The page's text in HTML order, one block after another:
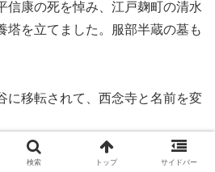
信康の死を悼み、江戸麹町の清水
塔を立てました。服部半蔵の墓も
に移転されて、西念寺と名前を変
岡崎市朝日町にあります。若宮八
検索 トップ サイドバー